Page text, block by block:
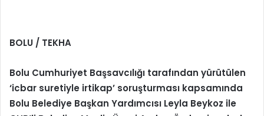
BOLU / TEKHA
Bolu Cumhuriyet Başsavcılığı tarafından yürütülen
‘icbar suretiyle irtikap’ soruşturması kapsamında
Bolu Belediye Başkan Yardımcısı Leyla Beykoz ile